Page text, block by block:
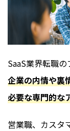
SaaS業界転職
企業の内情や裏
必要な専門的な
営業職、カスタ